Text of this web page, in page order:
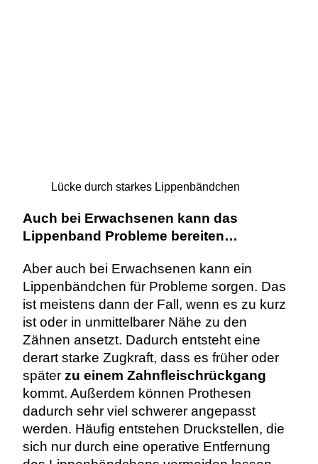
Lücke durch starkes Lippenbändchen
Auch bei Erwachsenen kann das
Lippenband Probleme bereiten…
Aber auch bei Erwachsenen kann ein
Lippenbändchen für Probleme sorgen. Das
ist meistens dann der Fall, wenn es zu kurz
ist oder in unmittelbarer Nähe zu den
Zähnen ansetzt. Dadurch entsteht eine
derart starke Zugkraft, dass es früher oder
später zu einem Zahnfleischrückgang
kommt. Außerdem können Prothesen
dadurch sehr viel schwerer angepasst
werden. Häufig entstehen Druckstellen, die
sich nur durch eine operative Entfernung